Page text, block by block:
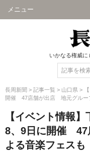
メニュー
いかなる権威に
長周新聞 > 記事一覧 > 山口県 >
開催 47店舗が出店 地元グルー
【イベント情報
8、9日に開催 47
よる音楽フェスも